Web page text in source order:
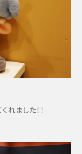
れました！！